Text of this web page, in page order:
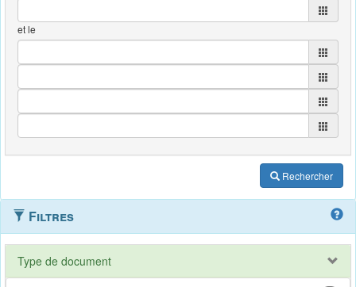
et le
Rechercher
Filtres
Type de document